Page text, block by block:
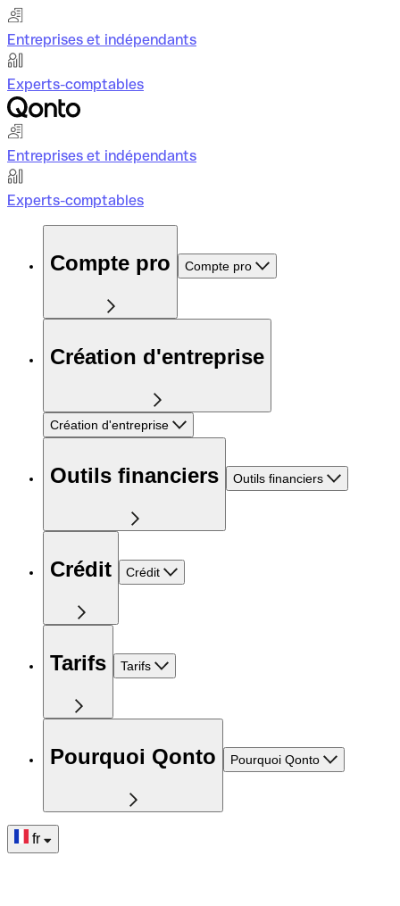
Entreprises et indépendants
Experts-comptables
Entreprises et indépendants
Experts-comptables
Compte pro Compte pro
Création d'entreprise
Création d'entreprise
Outils financiers Outils financiers
Crédit Crédit
Tarifs Tarifs
Pourquoi Qonto Pourquoi Qonto
fr